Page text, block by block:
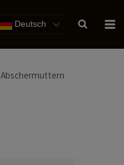
Deutsch
Abschermuttern